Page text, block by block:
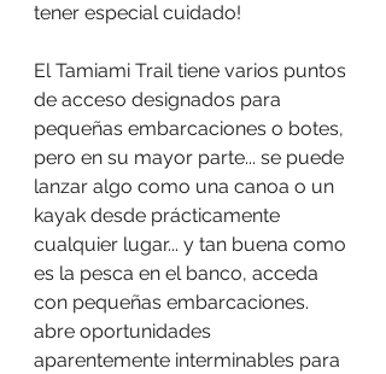
tener especial cuidado!
El Tamiami Trail tiene varios puntos
de acceso designados para
pequeñas embarcaciones o botes,
pero en su mayor parte... se puede
lanzar algo como una canoa o un
kayak desde prácticamente
cualquier lugar... y tan buena como
es la pesca en el banco, acceda
con pequeñas embarcaciones.
abre oportunidades
aparentemente interminables para